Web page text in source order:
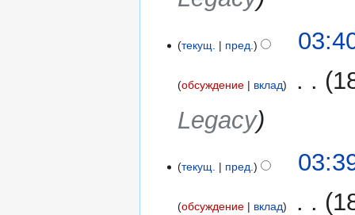
сентября
текущ. пред.
обсуждение вклад
Legacy
текущ. пред.
обсуждение вклад